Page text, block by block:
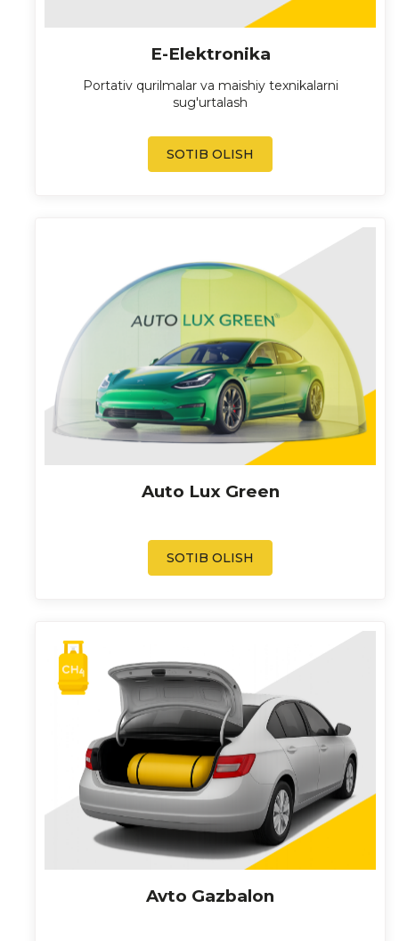
E-Elektronika
Portativ qurilmalar va maishiy texnikalarni
sug'urtalash
SOTIB OLISH
Auto Lux Green
SOTIB OLISH
Avto Gazbalon